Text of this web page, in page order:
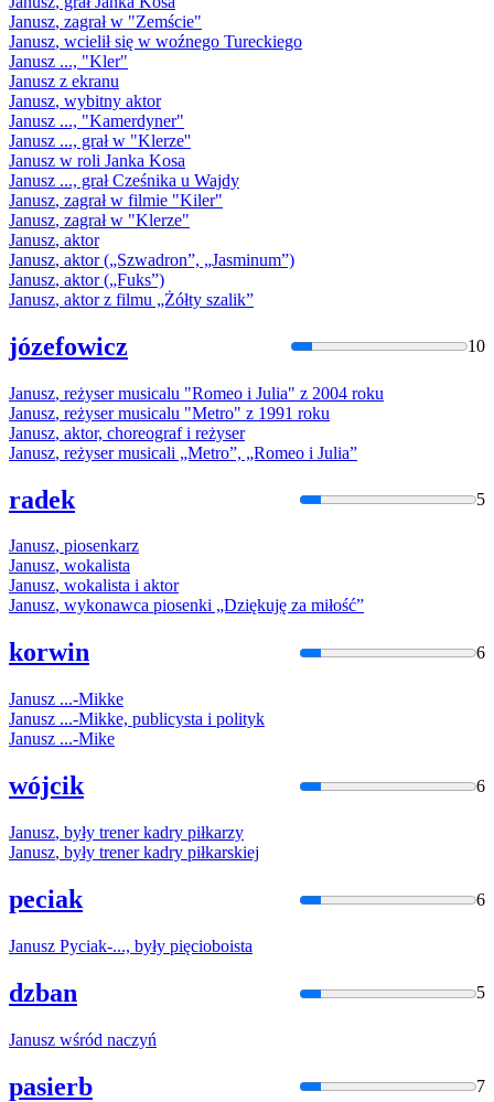
Janusz, zagrałw "Zemście"
Janusz, wcielił się w woźnego Tureckiego
Janusz ..., "Kler"
Janusz z ekranu
Janusz, wybitny aktor
Janusz ..., "Kamerdyner"
Janusz ..., grałw "Klerze''
Janusz w roli Janka Kosa
Janusz ..., grał Cześnika u Wajdy
Janusz, zagrałw filmie "Kiler"
Janusz, zagrałw "Klerze"
Janusz, aktor
Janusz, aktor („Szwadron”, „Jasminum”)
Janusz, aktor („Fuks”)
Janusz, aktor z filmu „Żółty szalik”
józefowicz 10
Janusz, reżyser musicalu "Romeo i Julia" z 2004 roku
Janusz, reżyser musicalu "Metro" z 1991 roku
Janusz, aktor, choreograf i reżyser
Janusz, reżyser musicali „Metro”, „Romeo i Julia”
radek 5
Janusz, piosenkarz
Janusz, wokalista
Janusz, wokalista i aktor
Janusz, wykonawca piosenki „Dziękuję za miłość”
korwin 6
Janusz ...-Mikke
Janusz ...-Mikke, publicysta i polityk
Janusz ...-Mike
wójcik 6
Janusz, były trener kadry piłkarzy
Janusz, były trener kadry piłkarskiej
peciak 6
Janusz Pyciak-..., były pięcioboista
dzban 5
Janusz wśród naczyń
pasierb 7